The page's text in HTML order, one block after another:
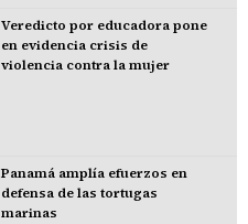
Veredicto por educadora pone
en evidencia crisis de
violencia contra la mujer
Panamá amplía efuerzos en
defensa de las tortugas
marinas